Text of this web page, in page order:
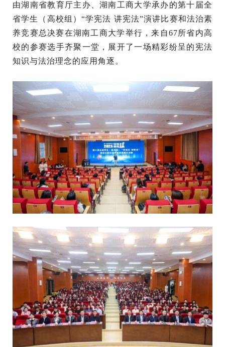
由湖南省教育厅主办、湖南工商大学承办的第十届全
省学生（高校组）“学宪法 讲宪法”演讲比赛和法治素
养竞赛总决赛在湖南工商大学举行，来自67所省内高
校的参赛选手齐聚一堂，展开了一场精彩纷呈的宪法
知识与法治理念的应用角逐。